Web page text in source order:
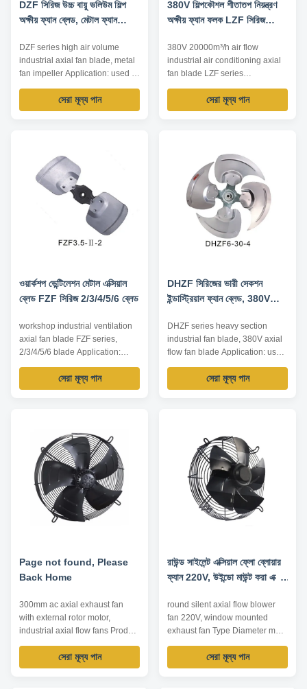
DZF সিরিজ উচ্চ বায়ু ভলিউম শিল্প
অক্ষীয় ফ্যান ব্লেড, মেটাল ফ্যান
DZF series high air volume
industrial axial fan blade, metal
fan impeller Application: used in
low airflow intake resistance
occasions, such as air
conditioning, heat pump...
-10℃~80℃ Driving Mode: inner
rotor motor ...
সেরা মূল্য পান
380V শিল্পকৌশল শীতাতপ নিয়ন্ত্রণ
অক্ষীয় ফ্যান ফলক LZF সিরিজ
380V 20000m³/h air flow
industrial air conditioning axial
fan blade LZF series
Application: used in screw
compressor, general
ventilation... Impeller Diameter:
Temperature: -20℃~80℃
Driving Mode: inner rotor motor
Technical Parameters Model Air
Volume ...
সেরা মূল্য পান
ওয়ার্কশপ ভেন্টিলেশন মেটাল এক্সিয়াল
ব্লেড FZF সিরিজ 2/3/4/5/6 ব্লেড
workshop industrial ventilation
axial fan blade FZF series,
2/3/4/5/6 blade Application:
used in low airflow intake
resistance occasions, such as
air conditioning, heat pump,
500~16000m³/h Operating
Temperature: -20℃~80℃ ...
সেরা মূল্য পান
DHZF সিরিজের ভারী সেকশন
ইন্ডাস্ট্রিয়াল ফ্যান ব্লেড, 380V
DHZF series heavy section
industrial fan blade, 380V axial
flow fan blade Application: used
in low airflow intake resistance
occasions, such as air
conditioning, heat pump...
-20℃~80℃ Driving Mode: inner
rotor motor ...
সেরা মূল্য পান
Page not found, Please
Back Home
300mm ac axial exhaust fan
with external rotor motor,
industrial axial flow fans Product
Advantage 1. compact structure
and small size Integral design of
motor makes the whole structure
সেরা মূল্য পান
রাউন্ড সাইলেন্ট এক্সিয়াল ফ্লো ব্লোয়ার
ফ্যান 220V, উইন্ডো মাউন্ট করা এক্সস্ট
round silent axial flow blower
fan 220V, window mounted
exhaust fan Type Diameter mm
Input Voltage V Input Power W
Air Volume m³/h Forward
Centrifugal Fan 120-500
সেরা মূল্য পান